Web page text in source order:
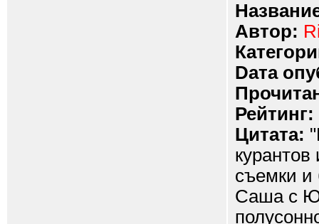
Автор:
Dата
Рейтинг:
Цитата:
съемки и
Саша с